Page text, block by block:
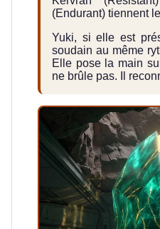
(Endurant) tiennent
Yuki, si elle est
soudain au même
Elle pose la main
ne brûle pas. Il